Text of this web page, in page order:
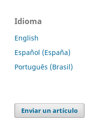
Idioma
English
Español (España)
Português (Brasil)
Enviar un artículo